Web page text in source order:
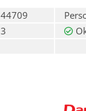
44709
3